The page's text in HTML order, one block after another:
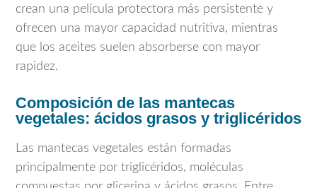
crean una película protectora más persistente y
ofrecen una mayor capacidad nutritiva, mientras
que los aceites suelen absorberse con mayor
rapidez.
Composición de las mantecas
vegetales: ácidos grasos y triglicéridos
Las mantecas vegetales están formadas
principalmente por triglicéridos, moléculas